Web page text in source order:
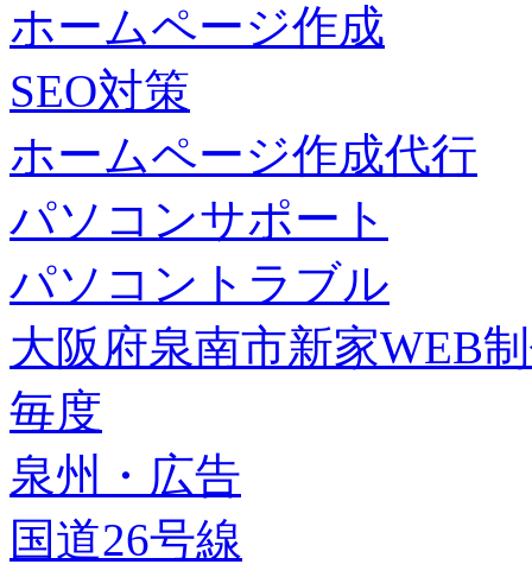
ホームページ作成
SEO対策
ホームページ作成代行
パソコンサポート
パソコントラブル
大阪府泉南市新家WEB
毎度
泉州・広告
国道26号線